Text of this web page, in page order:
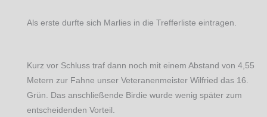
Als erste durfte sich Marlies in die Trefferliste eintragen.
Kurz vor Schluss traf dann noch mit einem Abstand von 4,55
Metern zur Fahne unser Veteranenmeister Wilfried das 16.
Grün. Das anschließende Birdie wurde wenig später zum
entscheidenden Vorteil.